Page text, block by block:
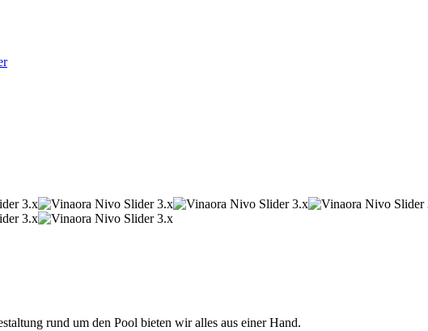
rund um den Pool bieten wir alles aus einer Hand.